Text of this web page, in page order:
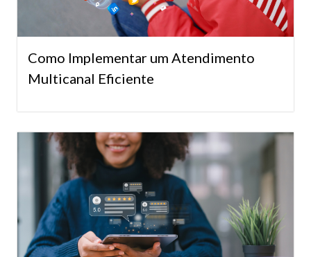
Como Implementar um Atendimento
Multicanal Eficiente